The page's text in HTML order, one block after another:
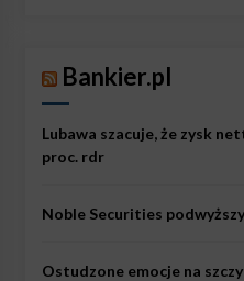
Bankier.pl
Lubawa szacuje, że zysk
proc. rdr
Noble Securities
Ostudzone emocje na